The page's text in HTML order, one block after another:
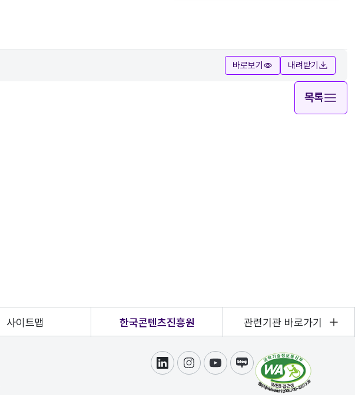
바로보기 내려받기
목록
사이트맵 한국콘텐츠진흥원 관련기관 바로가기
링크드인인스타그램
유튜브블로그